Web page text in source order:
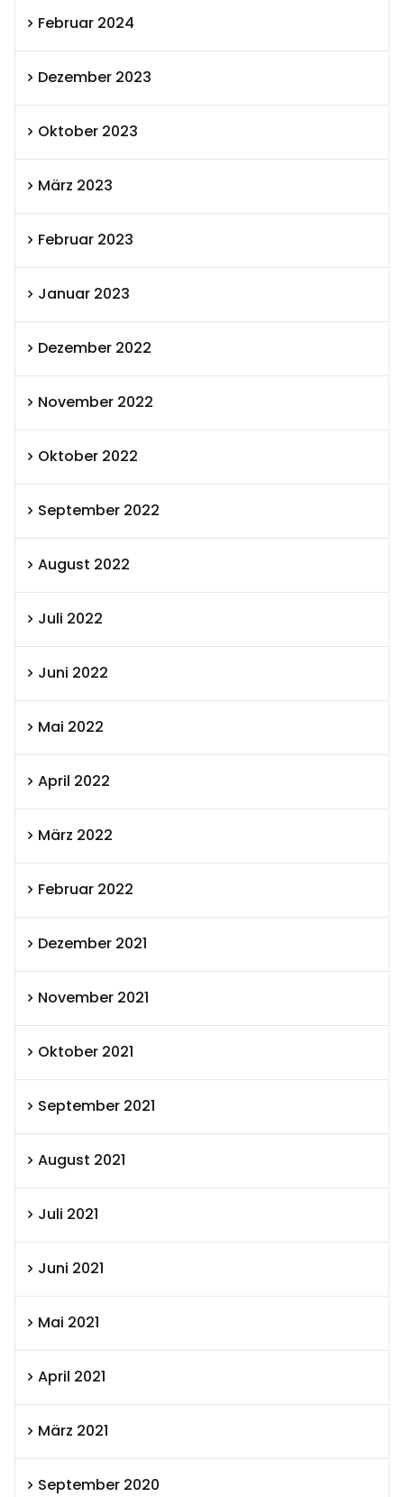
Februar 2024
Dezember 2023
Oktober 2023
März 2023
Februar 2023
Januar 2023
Dezember 2022
November 2022
Oktober 2022
September 2022
August 2022
Juli 2022
Juni 2022
Mai 2022
April 2022
März 2022
Februar 2022
Dezember 2021
November 2021
Oktober 2021
September 2021
August 2021
Juli 2021
Juni 2021
Mai 2021
April 2021
März 2021
September 2020